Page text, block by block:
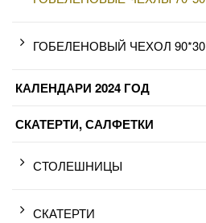
ГОБЕЛЕНОВЫЙ ЧЕХОЛ 90*30
КАЛЕНДАРИ 2024 ГОД
СКАТЕРТИ, САЛФЕТКИ
СТОЛЕШНИЦЫ
СКАТЕРТИ